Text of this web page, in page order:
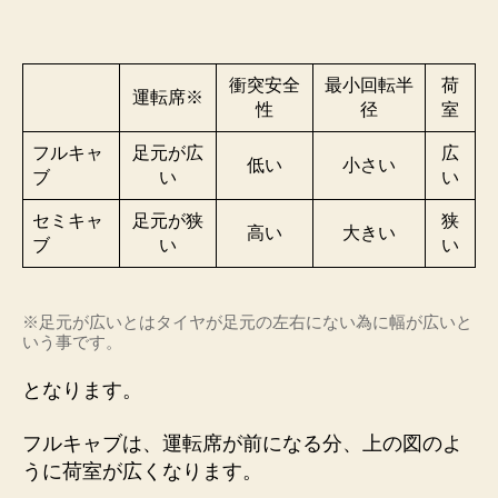
運転席※
衝突安全
性
最小回転半
径
荷
室
フルキャ
ブ
足元が広
い
低い 小さい
広
い
セミキャ
ブ
足元が狭
い
高い 大きい
狭
い
※足元が広いとはタイヤが足元の左右にない為に幅が広いと
いう事です。
となります。
フルキャブは、運転席が前になる分、上の図のよ
うに荷室が広く なります。